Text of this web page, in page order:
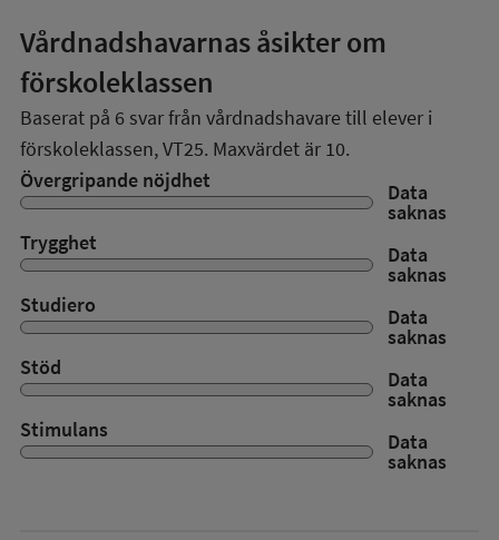
Vårdnadshavarnas åsikter om
förskoleklassen
Baserat på 6 svar från vårdnadshavare till elever i
förskoleklassen,VT25. Maxvärdet är 10.
Övergripande nöjdhet
Data
saknas
Trygghet
Data
saknas
Studiero
Data
saknas
Stöd
Data
saknas
Stimulans
Data
saknas